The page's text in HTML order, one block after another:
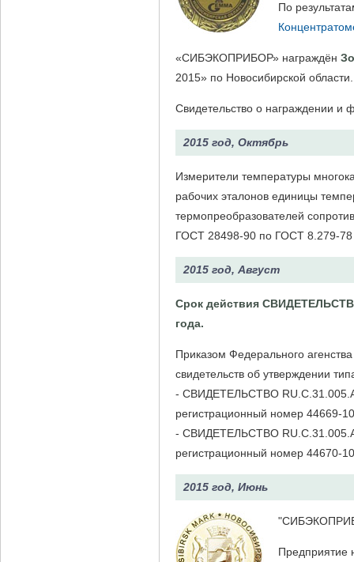
По
«СИБЭКОПРИБОР» награждён
2015» по Новосибирской области.
Свидетельство о награждении и
2015 год, Октябрь
Измерители температуры
рабочих эталонов единицы
термопреобразователей
ГОСТ 28498-90 по ГОСТ 8.279-78
2015 год, Август
Срок действия СВИДЕТЕЛЬСТВ
года.
Приказом Федерального
свидетельств об утверждении
- СВИДЕТЕЛЬСТВО RU.C.31.005.A
регистрационный номер 44669-
- СВИДЕТЕЛЬСТВО RU.C.31.005.A
регистрационный номер 44670-
2015 год, Июнь
Предприятие